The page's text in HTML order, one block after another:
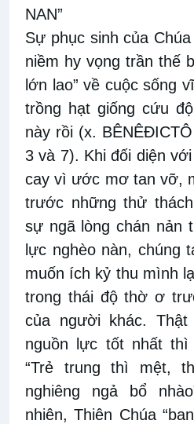
NAN”
Sự phục sinh của
niềm hy vọng trần thế
lớn lao” về cuộc sống
trồng hạt giống cứu
này rồi (x.
3 và 7). Khi đối diện
cay vì ước mơ tan vỡ,
trước những thử
sự ngã lòng chán nản
lực nghèo nàn, chúng
muốn ích kỷ thu mình
trong thái độ thờ ơ
của người khác.
nguồn lực tốt nhất
“Trẻ trung thì mệt,
nghiêng ngả bổ
nhiên, Thiên Chúa